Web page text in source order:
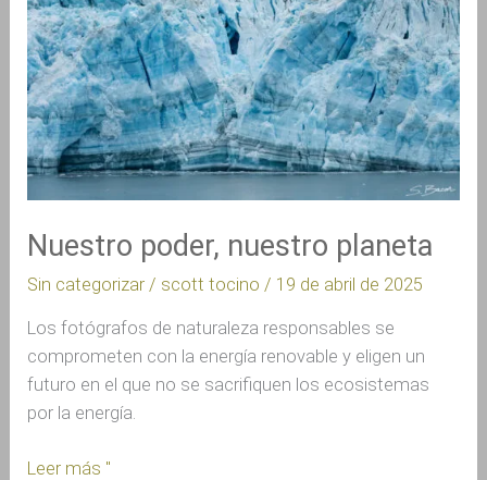
Nuestro poder, nuestro planeta
Sin categorizar / scott tocino / 19 de abril de 2025
Los fotógrafos de naturaleza responsables se
comprometen con la energía renovable y eligen un
futuro en el que no se sacrifiquen los ecosistemas
por la energía.
planeta
Leer más "